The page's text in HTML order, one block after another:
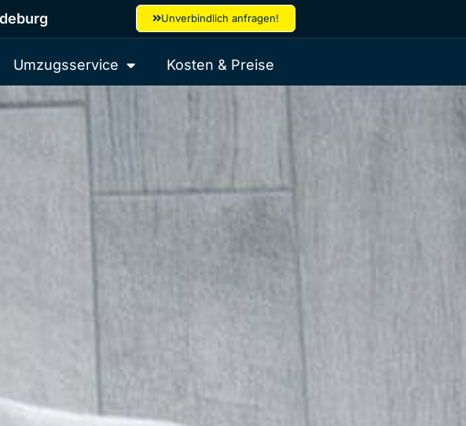
Unverbindlich anfragen!
Umzugsservice Kosten & Preise